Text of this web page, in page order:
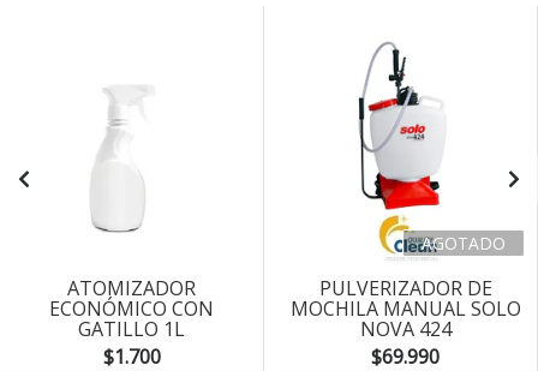
ATOMIZADOR
ECONÓMICO CON
GATILLO 1L
$1.700
AGOTADO
PULVERIZADOR DE
MOCHILA MANUAL SOLO
NOVA 424
$69.990